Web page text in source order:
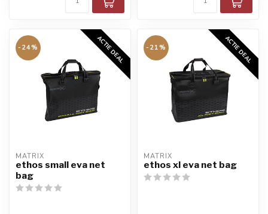
ACTIE DEAL
-24%
MATRIX
ethos small eva net
bag
ACTIE DEAL
-21%
MATRIX
ethos xl eva net bag